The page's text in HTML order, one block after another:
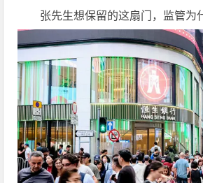
张先生想保留的这扇门，监管为